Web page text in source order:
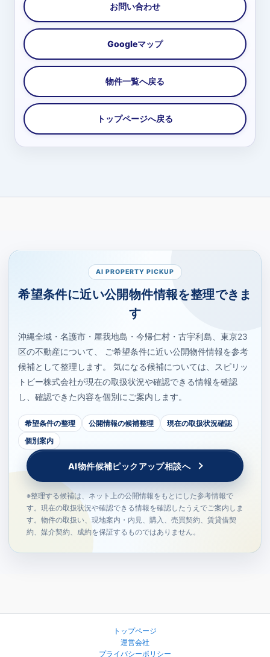
AI PROPERTY PICKUP
希望条件に近い公開物件情報を整理できま
す
沖縄全域・名護市・屋我地島・今帰仁村・古宇利島、東京23
区の不動産について、 ご希望条件に近い公開物件情報を参考
候補として整理します。 気になる候補については、スピリッ
トビー株式会社が現在の取扱状況や確認できる情報を確認
し、確認できた内容を個別にご案内します。
希望条件の整理 公開情報の候補整理
現在の取扱状況確認
個別案内
AI物件候補ピックアップ相談へ
※整理する候補は、ネット上の公開情報をもとにした参考情報で
す。現在の取扱状況や確認できる情報を確認したうえでご案内しま
す。物件の取扱い、現地案内・内見、購入、売買契約、賃貸借契
約、媒介契約、成約を保証するものではありません。
トップページ
運営会社
プライバシーポリシー